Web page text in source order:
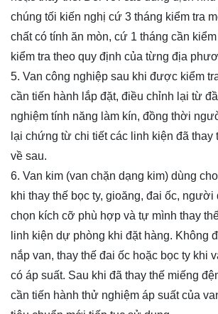
chúng tối kiến nghị cứ 3 tháng kiểm tra
chất có tính ăn mòn, cứ 1 tháng cần
kiểm tra theo quy định của từng địa
5. Van công nghiệp sau khi được kiểm
cần tiến hành lắp đặt, điều chỉnh lại từ
nghiệm tính năng làm kín, đồng thời
lại chứng từ chi tiết các linh kiện đã thay
về sau.
6. Van kim (van chặn dạng kim) dùng
khi thay thế bọc ty, gioăng, đai ốc, người
chọn kích cỡ phù hợp và tự mình thay
linh kiện dự phòng khi đặt hàng. Không
nắp van, thay thế đai ốc hoặc bọc ty khi
có áp suất. Sau khi đã thay thế miếng
cần tiến hành thử nghiệm áp suất của